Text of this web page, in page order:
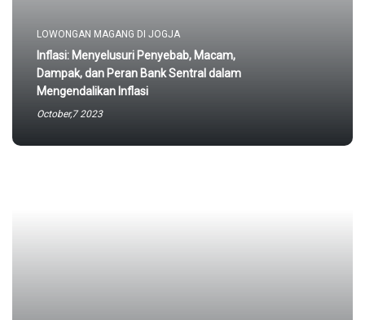
LOWONGAN MAGANG DI JOGJA
Inflasi: Menyelusuri Penyebab, Macam,
Dampak, dan Peran Bank Sentral dalam
Mengendalikan Inflasi
October,7 2023